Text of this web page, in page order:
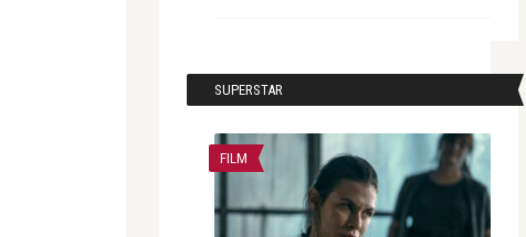
SUPERSTAR
FILM